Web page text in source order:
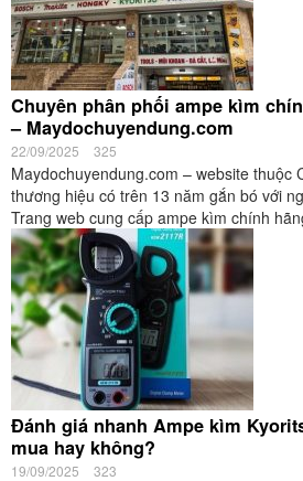
Chuyên phân phối ampe kìm
– Maydochuyendung.com
22/09/2025 325
Maydochuyendung.com – website thuộc
thương hiệu có trên 13 năm gắn bó với
Trang web cung cấp ampe kìm chính
Đánh giá nhanh Ampe kìm
mua hay không?
19/09/2025 323